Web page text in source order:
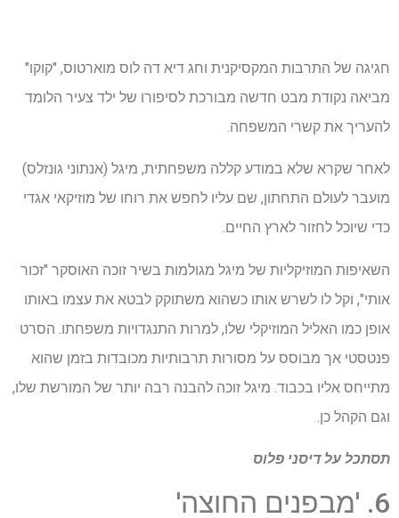
חגיגה של התרבות המקסיקנית וחג דיא דה לוס מוארטוס, "קוקו"
מביאה נקודת מבט חדשה מבורכת לסיפורו של ילד צעיר הלומד
להעריך את קשרי המשפחה.
לאחר שקרא שלא במודע קללה משפחתית, מיגל (אנתוני גונזלס)
מועבר לעולם התחתון, שם עליו לחפש את רוחו של מוזיקאי אגדי
כדי שיוכל לחזור לארץ החיים.
השאיפות המוזיקליות של מיגל מגולמות בשיר זוכה האוסקר "זכור
אותי", וקל לו לשרש אותו כשהוא משתוקק לבטא את עצמו באותו
אופן כמו האליל המוזיקלי שלו, למרות התנגדויות משפחתו. הסרט
פנטסטי אך מבוסס על מסורות תרבותיות מכובדות בזמן שהוא
מתייחס אליו בכבוד. מיגל זוכה להבנה רבה יותר של המורשת שלו,
וגם הקהל כן.
תסתכל עלדיסני פלוס
6. 'מבפנים החוצה'